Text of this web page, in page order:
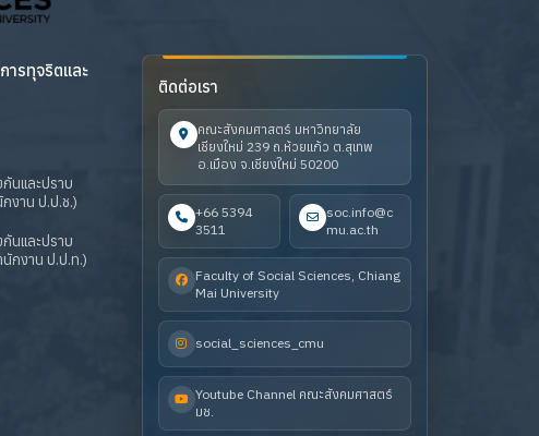
ารทุจริตและ
นและปราบ
งาน ป.ป.ช.)
นและปราบ
กงาน ป.ป.ท.)
ติดต่อเรา
คณะสังคมศาสตร์ มหาวิทยาลัย
เชียงใหม่ 239 ถ.ห้วยแก้ว ต.สุเทพ
อ.เมือง จ.เชียงใหม่ 50200
+66 5394
3511
soc.info@c
mu.ac.th
Faculty of Social Sciences, Chiang
Mai University
social_sciences_cmu
Youtube Channel คณะสังคมศาสตร์
มช.